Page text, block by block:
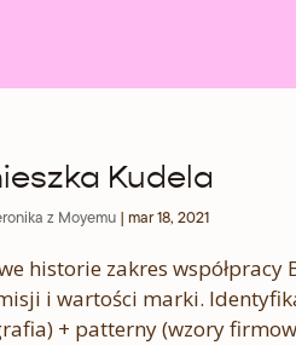
Kudela
z Moyemu |mar 18, 2021
historie zakres
i wartości marki.
+ patterny (wzory